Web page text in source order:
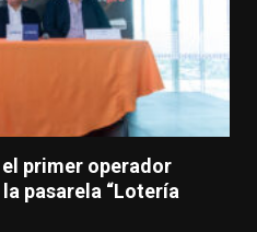
primer operador
pasarela “Lotería